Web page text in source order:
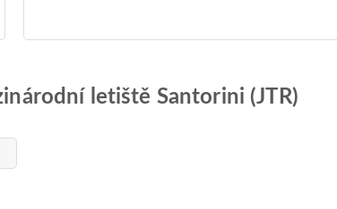
letiště Santorini (JTR)